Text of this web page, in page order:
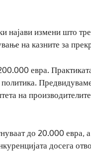
најави измени што
на казните за
евра.
на
до 20.000 евра,
досега